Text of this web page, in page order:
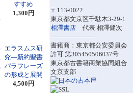
〒113-0022
東京都文京区千駄木3-29-1
相澤書店 代表 相澤健次
----------------------
書籍商：東京都公安委員会
許可 第305450506037号
東京都古書籍商業協同組合
文京支部
すすめ
1,300円
エラスムス研
究―新約聖書
パラフレーズ
の形成と展開
4,500円